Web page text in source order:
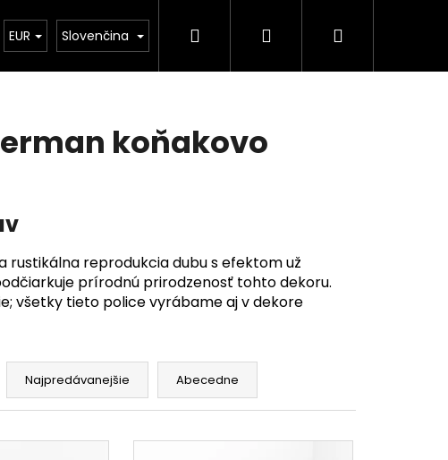
kontakt
EUR Slovenčina Hľadať PrihlásenieNákupný
koňakovo
rustikálna reprodukcia dubu s efektom už
prírodnú prirodzenosť tohto dekoru.
všetky tieto police vyrábame aj v dekore
Najpredávanejšie Abecedne
KRUHOVÁ DUB